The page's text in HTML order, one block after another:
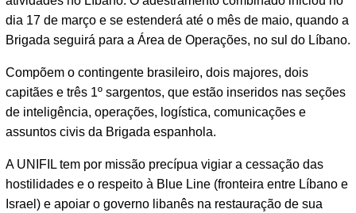
dia 17 de março e se estenderá até o mês de maio, quando a
Brigada seguirá para a Área de Operações, no sul do Líbano.
Compõem o contingente brasileiro, dois majores, dois
capitães e três 1º sargentos, que estão inseridos nas seções
de inteligência, operações, logística, comunicações e
assuntos civis da Brigada espanhola.
A UNIFIL tem por missão precípua vigiar a cessação das
hostilidades e o respeito à Blue Line (fronteira entre Líbano e
Israel) e apoiar o governo libanês na restauração de sua